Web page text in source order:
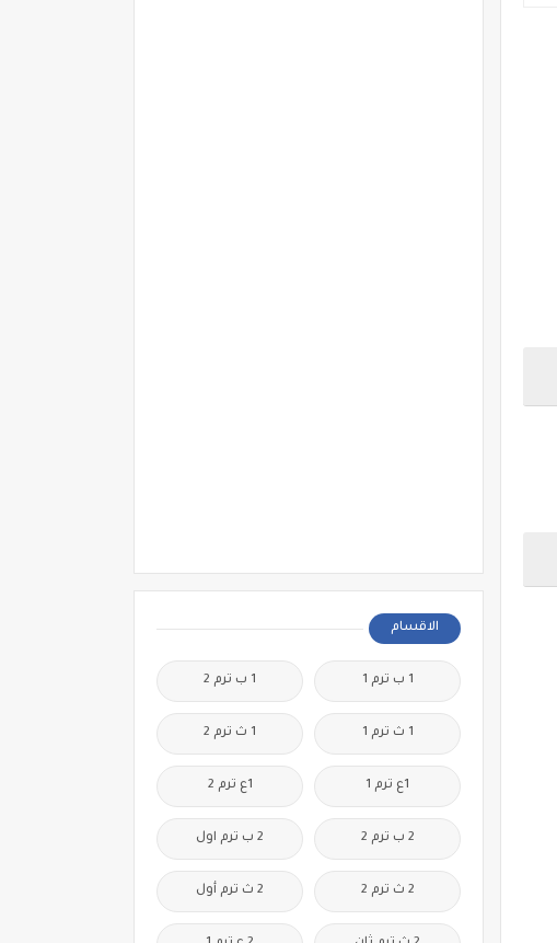
الاقسام
1 ب ترم 1 1 ب ترم 2
1 ث ترم 1 1 ث ترم 2
1ع ترم 1 1ع ترم 2
2 ب ترم 2 2 ب ترم اول
2 ث ترم 2 2 ث ترم أول